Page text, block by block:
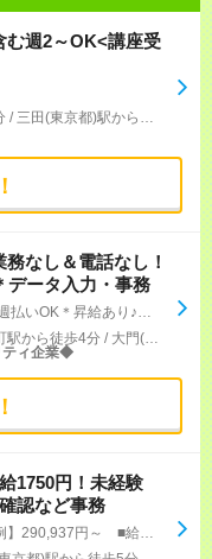
む週2～OK<講座受
/ 三田(東京都)駅から徒歩7分
務なし＆電話なし！
データ入力・事務
204,000円 （時給1,700円 × 実働6h × 20日）
駅から徒歩4分 / 大門(東京都)駅から徒歩5分
ティ企業◆
1750円！未経験
認など事務
前払いが可能な速払いサービスあり